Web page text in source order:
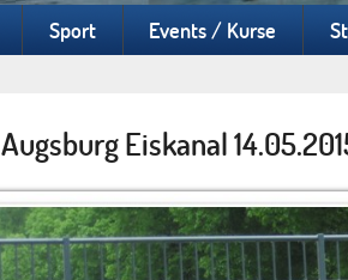
Sport Events / Kurse
Augsburg Eiskanal